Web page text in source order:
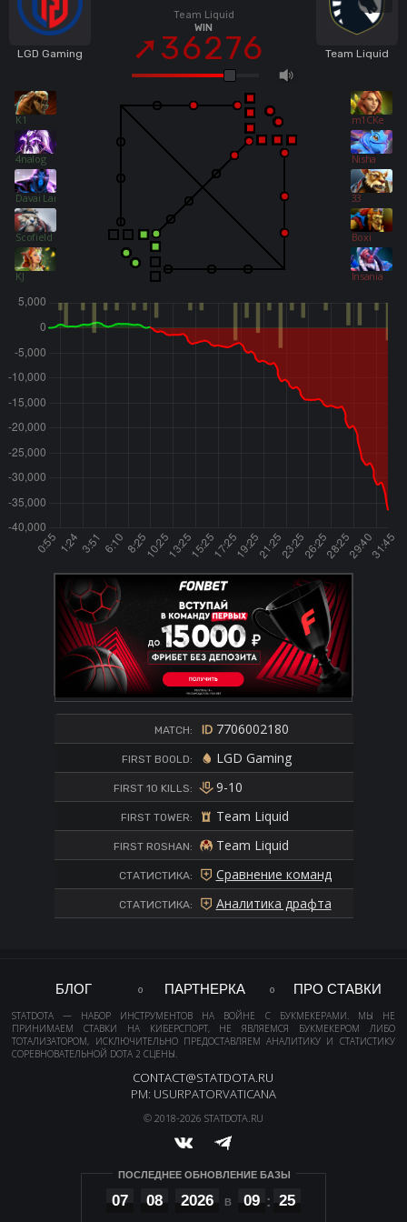
LGD Gaming
K1
4nalog
Davai Lama
Scofield
KJ
Team Liquid
WIN
36276
m1CKe
Nisha
33
Boxi
Insania
Team Liquid
MATCH: 7706002180
FIRST BOOLD: LGD Gaming
FIRST 10 KILLS: 9-10
FIRST TOWER: Team Liquid
FIRST ROSHAN: Team Liquid
СТАТИСТИКА: Сравнение команд
СТАТИСТИКА: Аналитика драфта
БЛОГ ПАРТНЕРКА ПРО СТАВКИ
STATDOTA — НАБОР ИНСТРУМЕНТОВ НА ВОЙНЕ С БУКМЕКЕРАМИ. МЫ НЕ
ПРИНИМАЕМ СТАВКИ НА КИБЕРСПОРТ, НЕ ЯВЛЯЕМСЯ БУКМЕКЕРОМ ЛИБО
ТОТАЛИЗАТОРОМ, ИСКЛЮЧИТЕЛЬНО ПРЕДОСТАВЛЯЕМ АНАЛИТИКУ И СТАТИСТИКУ
СОРЕВНОВАТЕЛЬНОЙ DOTA 2 СЦЕНЫ.
CONTACT@STATDOTA.RU
PM: USURPATORVATICANA
© 2018-2026 STATDOTA.RU
ПОСЛЕДНЕЕ ОБНОВЛЕНИЕ БАЗЫ
07 08 2026 09 25